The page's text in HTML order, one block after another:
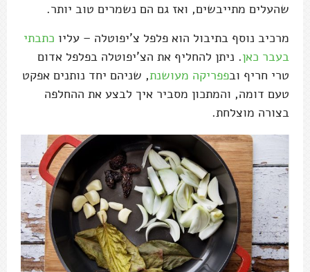
שהעלים מתייבשים, ואז גם הם נשמרים טוב יותר.
מרכיב נוסף בתיבול הוא פלפל צ'יפוטלה – עליו כתבתי
בעבר כאן. ניתן להחליף את הצ'יפוטלה בפלפל אדום
טרי חריף ובפפריקה מעושנת, שניהם יחד נותנים אפקט
טעם דומה, והמתכון מסביר איך לבצע את ההחלפה
בצורה מוצלחת.